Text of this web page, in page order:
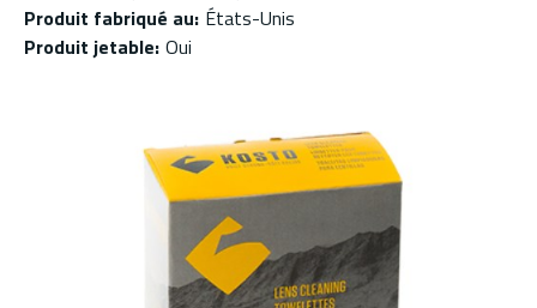
Produit fabriqué au: États-Unis
Produit jetable: Oui